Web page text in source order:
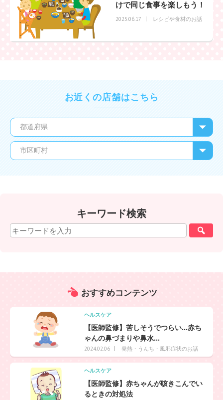
けで同じ食事を楽しもう！
2025.06.17 レシピや食材のお話
お近くの店舗はこちら
キーワード検索
おすすめコンテンツ
ヘルスケア
【医師監修】苦しそうでつらい…赤ち
ゃんの鼻づまりや鼻水...
2024.02.06 発熱・うんち・風邪症状のお話
ヘルスケア
【医師監修】赤ちゃんが咳きこんでい
るときの対処法